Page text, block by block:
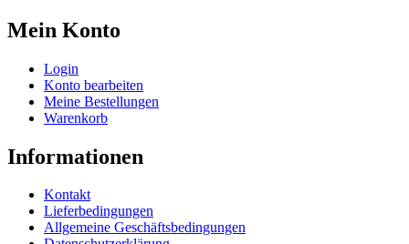
Mein Konto
Login
Konto bearbeiten
Meine Bestellungen
Warenkorb
Informationen
Kontakt
Lieferbedingungen
Allgemeine Geschäftsbedingungen